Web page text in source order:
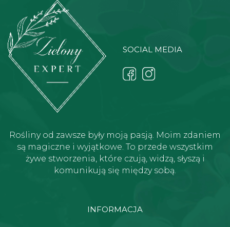
SOCIAL MEDIA
Rośliny od zawsze były moją pasją. Moim zdaniem
są magiczne i wyjątkowe. To przede wszystkim
żywe stworzenia, które czują, widzą, słyszą i
komunikują się między sobą.
INFORMACJA